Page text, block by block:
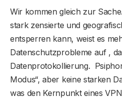
Wir kommen gleich zur
stark zensierte und
entsperren kann, weist es
Datenschutzprobleme auf ,
Datenprotokollierung.
Modus“, aber keine starken
was den Kernpunkt eines